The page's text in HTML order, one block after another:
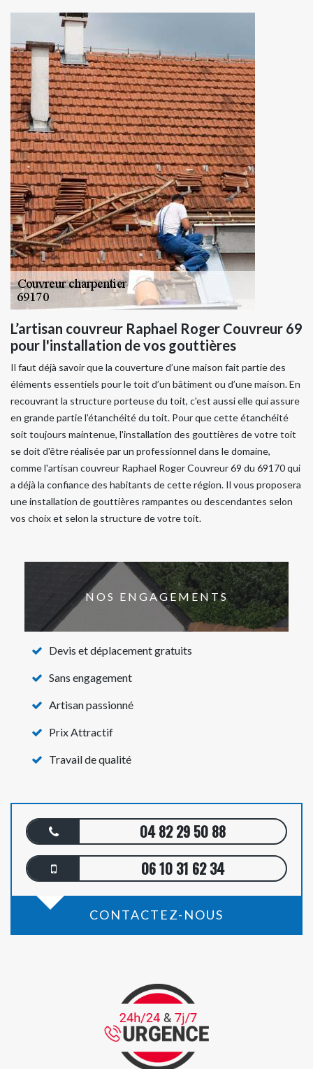
L’artisan couvreur Raphael Roger Couvreur 69
pour l'installation de vos gouttières
Il faut déjà savoir que la couverture d’une maison fait partie des
éléments essentiels pour le toit d’un bâtiment ou d’une maison. En
recouvrant la structure porteuse du toit, c'est aussi elle qui assure
en grande partie l’étanchéité du toit. Pour que cette étanchéité
soit toujours maintenue, l'installation des gouttières de votre toit
se doit d'être réalisée par un professionnel dans le domaine,
comme l'artisan couvreur Raphael Roger Couvreur 69 du 69170 qui
a déjà la confiance des habitants de cette région. Il vous proposera
une installation de gouttières rampantes ou descendantes selon
vos choix et selon la structure de votre toit.
NOS ENGAGEMENTS
Devis et déplacement gratuits
Sans engagement
Artisan passionné
Prix Attractif
Travail de qualité
04 82 29 50 88
06 10 31 62 34
CONTACTEZ-NOUS